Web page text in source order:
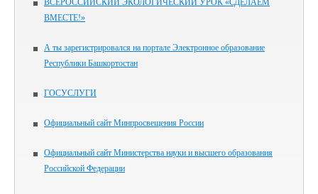
ВСЕРОССИЙСКИЙ ЭКОЛОГИЧЕСКИЙ УРОК «СДЕЛАЕМ
ВМЕСТЕ!»
А ты зарегистрировался на портале Электронное образование
Республики Башкортостан
ГОСУСЛУГИ
Официальный сайт Минпросвещения России
Официальный сайт Министерства науки и высшего образования
Российской Федерации